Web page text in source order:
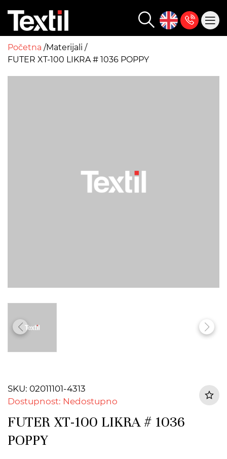
Početna Materijali
FUTER XT-100 LIKRA # 1036 POPPY
SKU: 02011101-4313
Dostupnost: Nedostupno
FUTER XT-100 LIKRA # 1036
POPPY